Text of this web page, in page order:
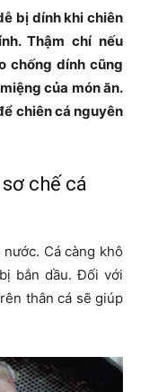
bị dính khi chiên
Thậm chí nếu
chống dính cũng
của món ăn.
chiên cá nguyên
chế cá
Cá càng khô
bắn dầu. Đối với
thân cá sẽ giúp